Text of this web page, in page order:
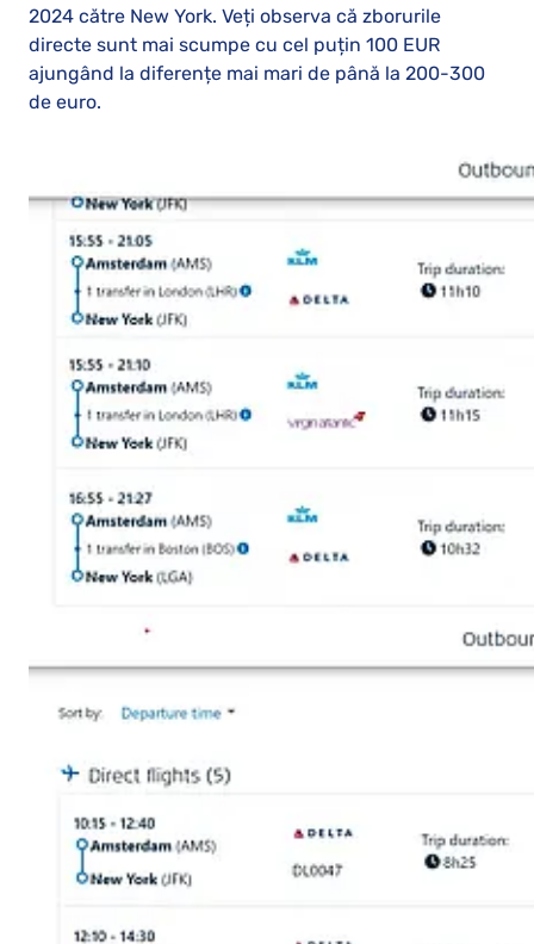
2024 către New York. Veți observa că zborurile
directe sunt mai scumpe cu cel puțin 100 EUR
ajungând la diferențe mai mari de până la 200-300
de euro.